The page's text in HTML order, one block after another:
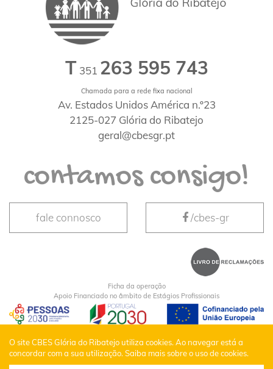
T 351 263 595 743
Chamada para a rede fixa nacional
Av. Estados Unidos América n.º23
2125-027 Glória do Ribatejo
geral@cbesgr.pt
contamos consigo!
fale connosco /cbes-gr
Ficha da operação
Apoio Financiado no âmbito de Estágios Profissionais
CBES Glória do Ribatejo © Todos os Direitos
Reservados |Política de Privacidade
O site CBES Glória do Ribatejo utiliza cookies. Ao navegar está a
concordar com a sua utilização. Saiba mais sobre o uso de cookies.